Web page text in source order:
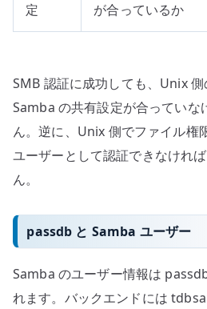
定
が合っているか
SMB 認証に成功しても、Unix
Samba の共有設定が合っていな
ん。逆に、Unix 側でファイル権
ユーザーとして認証できなけれ
ん。
passdb と Samba ユーザー
Samba のユーザー情報は
れます。バックエンドには